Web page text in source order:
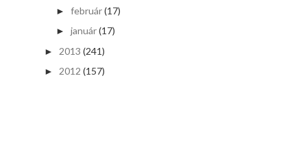
► február(17)
► január(17)
► 2013 (241)
► 2012 (157)